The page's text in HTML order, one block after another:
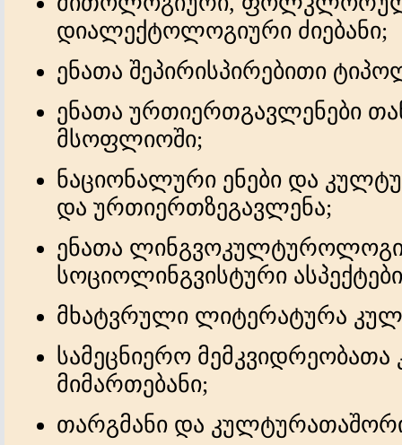
დიალექტოლოგიური ძიებანი;
ენათა შეპირისპირებითი
ენათა ურთიერთგავლენები
მსოფლიოში;
ნაციონალური ენები და
და ურთიერთზეგავლენა;
ენათა
სოციოლინგვისტური
მხატვრული ლიტერატურა
სამეცნიერო
მიმართებანი;
თარგმანი და